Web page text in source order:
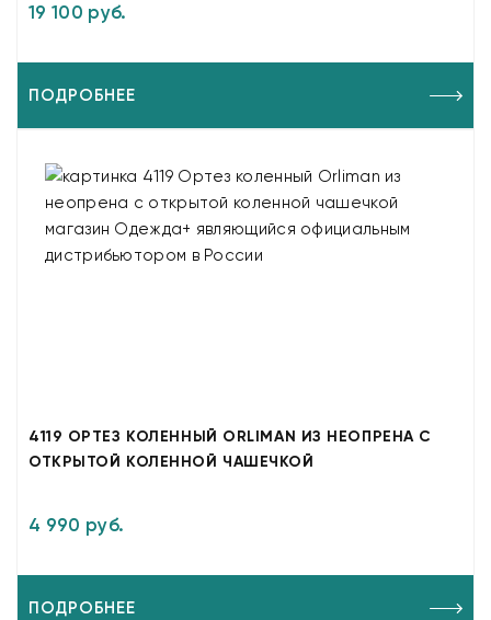
19 100 руб.
ПОДРОБНЕЕ
4119 ОРТЕЗ КОЛЕННЫЙ ORLIMAN ИЗ НЕОПРЕНА С
ОТКРЫТОЙ КОЛЕННОЙ ЧАШЕЧКОЙ
4 990 руб.
ПОДРОБНЕЕ